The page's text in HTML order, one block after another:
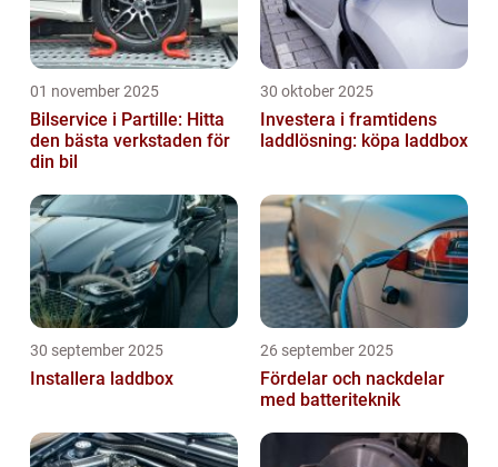
01 november 2025
Bilservice i Partille: Hitta
den bästa verkstaden för
din bil
30 oktober 2025
Investera i framtidens
laddlösning: köpa laddbox
30 september 2025
Installera laddbox
26 september 2025
Fördelar och nackdelar
med batteriteknik